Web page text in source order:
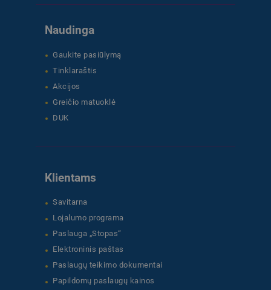
Naudinga
Gaukite pasiūlymą
Tinklaraštis
Akcijos
Greičio matuoklė
DUK
Klientams
Savitarna
Lojalumo programa
Paslauga „Stopas“
Elektroninis paštas
Paslaugų teikimo dokumentai
Papildomų paslaugų kainos